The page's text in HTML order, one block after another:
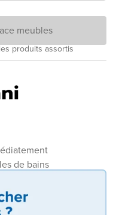
de bains
meubles
produits assortis